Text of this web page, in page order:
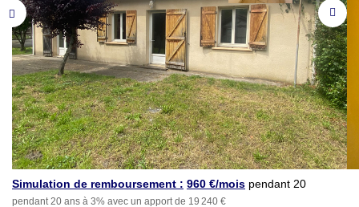
Simulation de remboursement : 960 €/mois pendant 20
ans à 3% avec un apport
pendant 20 ans à 3% avec un apport de 19 240 €